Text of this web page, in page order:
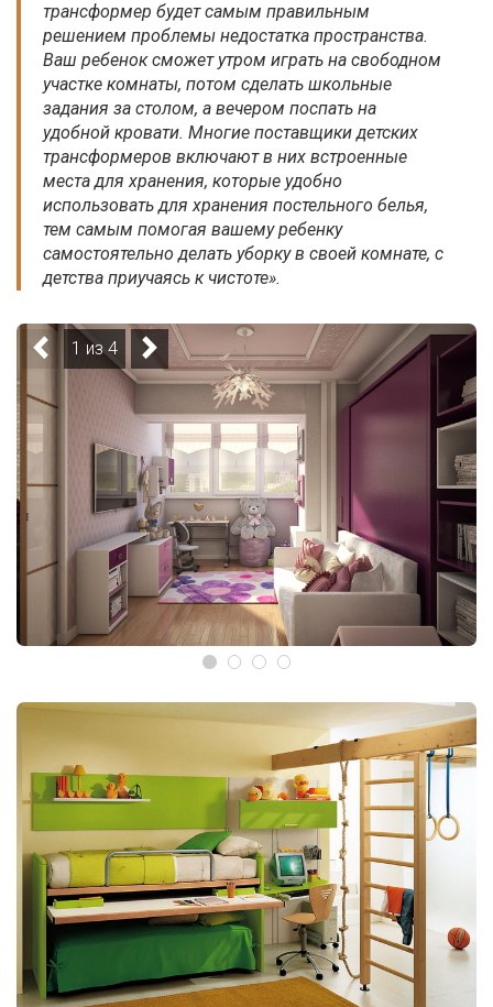
трансформер будет самым правильным
решением проблемы недостатка пространства.
Ваш ребенок сможет утром играть на свободном
участке комнаты, потом сделать школьные
задания за столом, а вечером поспать на
удобной кровати. Многие поставщики детских
трансформеров включают в них встроенные
места для хранения, которые удобно
использовать для хранения постельного белья,
тем самым помогая вашему ребенку
самостоятельно делать уборку в своей комнате, с
детства приучаясь к чистоте».
1 из 4